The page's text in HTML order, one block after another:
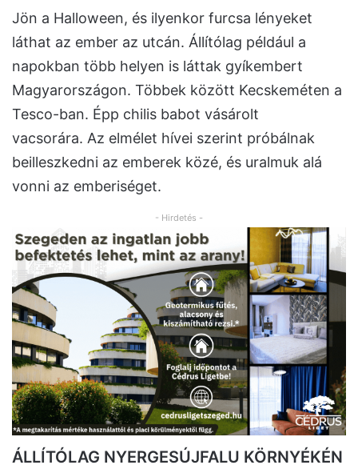
Jön a Halloween, és ilyenkor furcsa lényeket
láthat az ember az utcán. Állítólag például a
napokban több helyen is láttak gyíkembert
Magyarországon. Többek között Kecskeméten a
Tesco-ban. Épp chilis babot vásárolt
vacsorára. Az elmélet hívei szerint próbálnak
beilleszkedni az emberek közé, és uralmuk alá
vonni az emberiséget.
- Hirdetés -
ÁLLÍTÓLAG NYERGESÚJFALU KÖRNYÉKÉN